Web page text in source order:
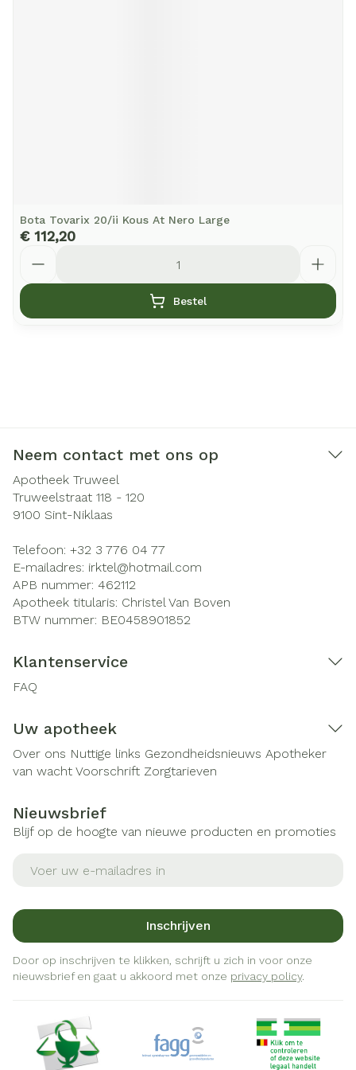
Bota Tovarix 20/ii Kous At Nero Large
€ 112,20
Bestel
Neem contact met ons op
Apotheek Truweel
Truweelstraat 118 - 120
9100 Sint-Niklaas
Telefoon: +32 3 776 04 77
E-mailadres: irktel@hotmail.com
APB nummer: 462112
Apotheek titularis: Christel Van Boven
BTW nummer: BE0458901852
Klantenservice
FAQ
Uw apotheek
Over ons Nuttige links Gezondheidsnieuws Apotheker
van wacht Voorschrift Zorgtarieven
Nieuwsbrief
Blijf op de hoogte van nieuwe producten en promoties
Inschrijven
Door op inschrijven te klikken, schrijft u zich in voor onze
nieuwsbrief en gaat u akkoord met onze privacy policy.